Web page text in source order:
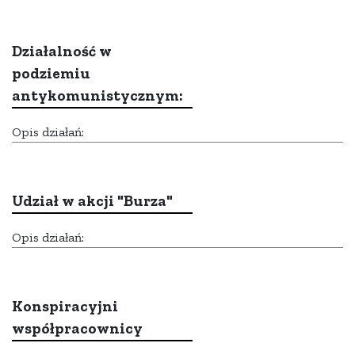
Działalność w
podziemiu
antykomunistycznym:
Opis działań:
Udział w akcji "Burza"
Opis działań:
Konspiracyjni
współpracownicy